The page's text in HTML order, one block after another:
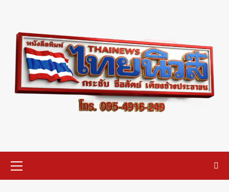
content
Menu